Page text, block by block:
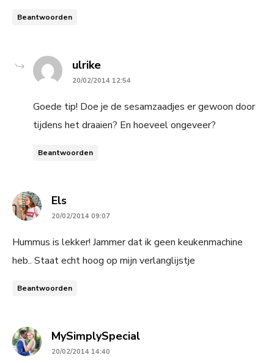
Beantwoorden
ulrikesays:
20/02/2014 12:54
Goede tip! Doe je de sesamzaadjes er gewoon door
tijdens het draaien? En hoeveel ongeveer?
Beantwoorden
Elssays:
20/02/2014 09:07
Hummus is lekker! Jammer dat ik geen keukenmachine
heb.. Staat echt hoog op mijn verlanglijstje
Beantwoorden
MySimplySpecialsays:
20/02/2014 14:40